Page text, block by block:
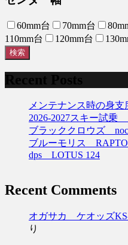
60mm台 70mm台
110mm台
120mm台
検索
Recent Posts
メンテナンス時の身支
2026-2027スキー試乗
ブラッククロウズ
ブルーモリス
dps LOTUS 124
Recent Comments
オガサカ ケオッズKS-
り